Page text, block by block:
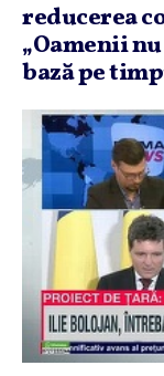
reducerea
„Oamenii
bază pe